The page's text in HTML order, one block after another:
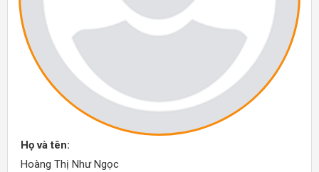
Họ và tên:
Hoàng Thị Như Ngọc